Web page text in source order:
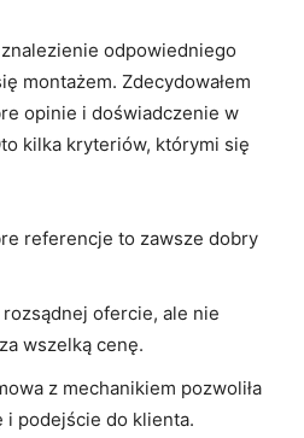
odpowiedniego
montażem.‌ Zdecydowałem
opinie ‌i doświadczenie ⁤w
kilka kryteriów, którymi się
‌referencje⁤ to zawsze dobry
rozsądnej ofercie, ale nie
wszelką cenę.
z ⁣mechanikiem pozwoliła
i podejście do⁤ klienta.